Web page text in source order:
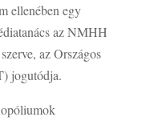
ellenében egy
az NMHH
az Országos
jogutódja.